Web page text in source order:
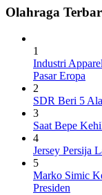
Olahraga
1
Industri
Pasar Eropa
2
SDR Beri 5
3
Saat Bepe
4
Jersey Persija
5
Marko Simic
Presiden